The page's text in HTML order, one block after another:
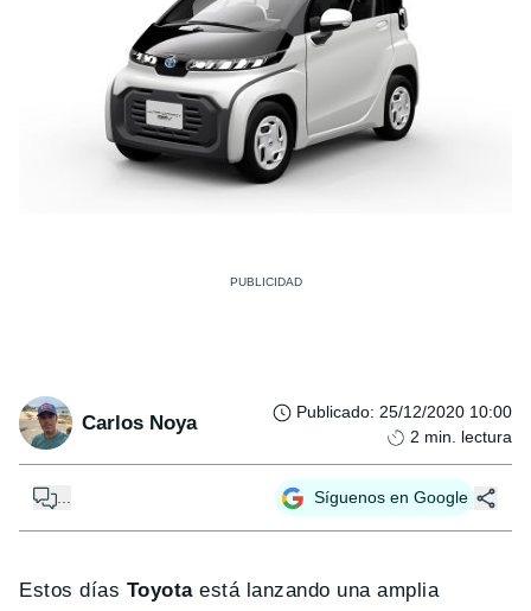
Carlos Noya Publicado: 25/12/2020 10:00
2 min. lectura
... Síguenos en Google
Estos días Toyotaestá lanzando una amplia